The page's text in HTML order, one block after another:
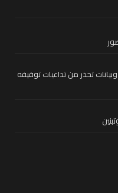
تحذر من تداعيات توقيفه